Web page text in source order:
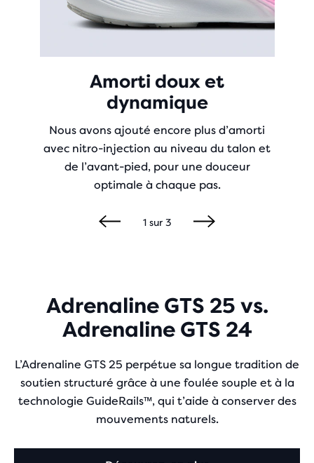
Amorti doux et
dynamique
Nous avons ajouté encore plus d’amorti
avec nitro-injection au niveau du talon et
de l’avant-pied, pour une douceur
optimale à chaque pas.
1sur 3
Adrenaline GTS 25 vs.
Adrenaline GTS 24
L’Adrenaline GTS 25 perpétue sa longue tradition de
soutien structuré grâce à une foulée souple et à la
technologie GuideRails™, qui t’aide à conserver des
mouvements naturels.